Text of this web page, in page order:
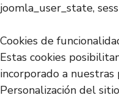
joomla_user_state,
Cookies de
Estas cookies
incorporado a
Personalización del sitio